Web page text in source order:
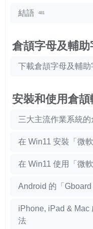
結語 481
倉頡字母及輔助
下載倉頡字母及輔助
安裝和使用倉頡
三大主流作業系統
在 Win11 安裝「微軟
在 Win11 使用「微
Android 的「
iPhone, iPad & Mac
法